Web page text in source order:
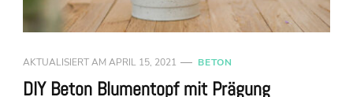
AKTUALISIERT AM APRIL 15, 2021 BETON
DIY Beton Blumentopf mit Prägung